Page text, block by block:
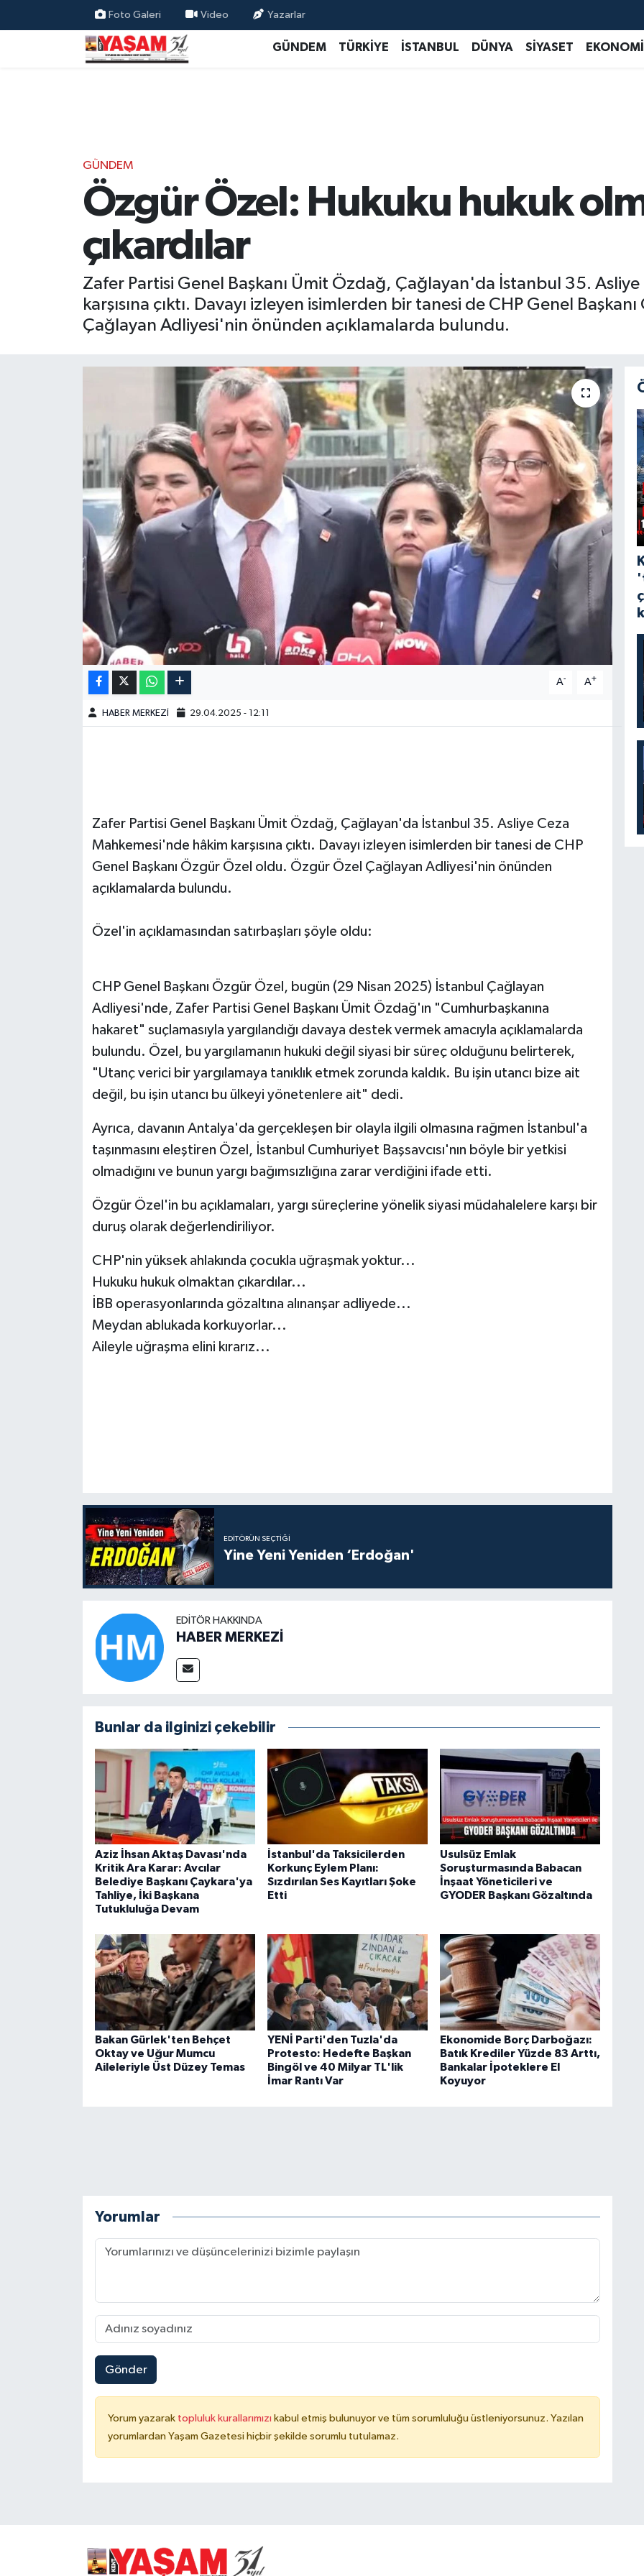
Foto Galeri Video Yazarlar
GÜNDEM TÜRKİYE İSTANBUL DÜNYA SİYASET EKONOMİ
GÜNDEM
Özgür Özel: Hukuku hukuk
çıkardılar
Zafer Partisi Genel Başkanı Ümit Özdağ, Çağlayan'da İstanbul 35.
karşısına çıktı. Davayı izleyen isimlerden bir tanesi de CHP Genel
Çağlayan Adliyesi'nin önünden açıklamalarda bulundu.
A- A+
HABER MERKEZİ 29.04.2025 - 12:11
Zafer Partisi Genel Başkanı Ümit Özdağ, Çağlayan'da İstanbul 35. Asliye Ceza
Mahkemesi'nde hâkim karşısına çıktı. Davayı izleyen isimlerden bir tanesi de CHP
Genel Başkanı Özgür Özel oldu. Özgür Özel Çağlayan Adliyesi'nin önünden
açıklamalarda bulundu.
Özel'in açıklamasından satırbaşları şöyle oldu:
​CHP Genel Başkanı Özgür Özel, bugün (29 Nisan 2025) İstanbul Çağlayan
Adliyesi'nde, Zafer Partisi Genel Başkanı Ümit Özdağ'ın "Cumhurbaşkanına
hakaret" suçlamasıyla yargılandığı davaya destek vermek amacıyla açıklamalarda
bulundu. Özel, bu yargılamanın hukuki değil siyasi bir süreç olduğunu belirterek,
"Utanç verici bir yargılamaya tanıklık etmek zorunda kaldık. Bu işin utancı bize ait
değil, bu işin utancı bu ülkeyi yönetenlere ait" dedi.
Ayrıca, davanın Antalya'da gerçekleşen bir olayla ilgili olmasına rağmen İstanbul'a
taşınmasını eleştiren Özel, İstanbul Cumhuriyet Başsavcısı'nın böyle bir yetkisi
olmadığını ve bunun yargı bağımsızlığına zarar verdiğini ifade etti.
Özgür Özel'in bu açıklamaları, yargı süreçlerine yönelik siyasi müdahalelere karşı bir
duruş olarak değerlendiriliyor.
CHP'nin yüksek ahlakında çocukla uğraşmak yoktur...
Hukuku hukuk olmaktan çıkardılar...
İBB operasyonlarında gözaltına alınanşar adliyede...
Meydan ablukada korkuyorlar...
Aileyle uğraşma elini kırarız...
EDITÖRÜN SEÇTIĞI
Yine Yeni Yeniden ‘Erdoğan'
EDITÖR HAKKINDA
HABER MERKEZİ
Bunlar da ilginizi çekebilir
Aziz İhsan Aktaş Davası'nda
Kritik Ara Karar: Avcılar
Belediye Başkanı Çaykara'ya
Tahliye, İki Başkana
Tutukluluğa Devam
İstanbul'da Taksicilerden
Korkunç Eylem Planı:
Sızdırılan Ses Kayıtları Şoke
Etti
Usulsüz Emlak
Soruşturmasında Babacan
İnşaat Yöneticileri ve
GYODER Başkanı Gözaltında
Bakan Gürlek'ten Behçet
Oktay ve Uğur Mumcu
Aileleriyle Üst Düzey Temas
YENİ Parti'den Tuzla'da
Protesto: Hedefte Başkan
Bingöl ve 40 Milyar TL'lik
İmar Rantı Var
Ekonomide Borç Darboğazı:
Batık Krediler Yüzde 83 Arttı,
Bankalar İpoteklere El
Koyuyor
Yorumlar
Gönder
Yorum yazarak topluluk kurallarımızı kabul etmiş bulunuyor ve tüm sorumluluğu üstleniyorsunuz. Yazılan
yorumlardan Yaşam Gazetesi hiçbir şekilde sorumlu tutulamaz.